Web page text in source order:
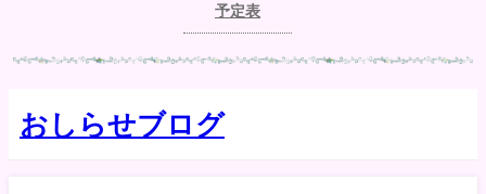
予定表
おしらせブログ